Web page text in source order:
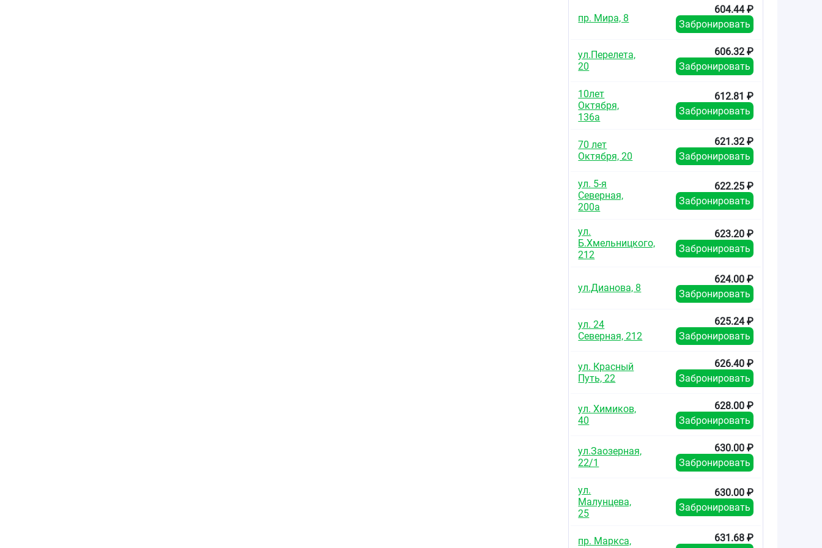
пр. Мира, 8
604.44 ₽
Забронировать
ул.Перелета,
20
606.32 ₽
Забронировать
10лет
Октября,
136а
612.81 ₽
Забронировать
70 лет
Октября, 20
621.32 ₽
Забронировать
ул. 5-я
Северная,
200а
622.25 ₽
Забронировать
ул.
Б.Хмельницкого,
212
623.20 ₽
Забронировать
ул.Дианова, 8
624.00 ₽
Забронировать
ул. 24
Северная, 212
625.24 ₽
Забронировать
ул. Красный
Путь, 22
626.40 ₽
Забронировать
ул. Химиков,
40
628.00 ₽
Забронировать
ул.Заозерная,
22/1
630.00 ₽
Забронировать
ул.
Малунцева,
25
630.00 ₽
Забронировать
пр. Маркса,
631.68 ₽